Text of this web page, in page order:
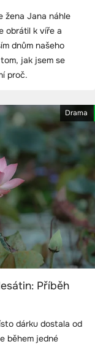
žena Jana náhle
obrátil k víře a
dnům našeho
jak jsem se
proč.
Drama
Příběh
dárku dostala od
během jedné